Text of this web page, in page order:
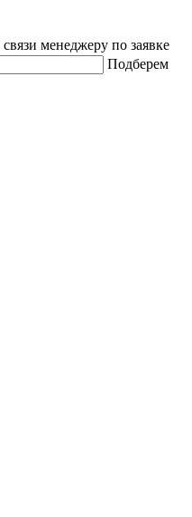
менеджеру по заявке
Подберем